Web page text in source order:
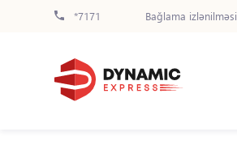
*7171 Bağlama izlənilməsi